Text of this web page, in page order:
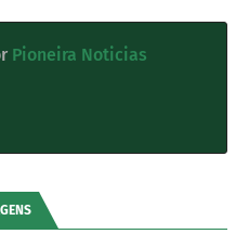
Pioneira Noticias